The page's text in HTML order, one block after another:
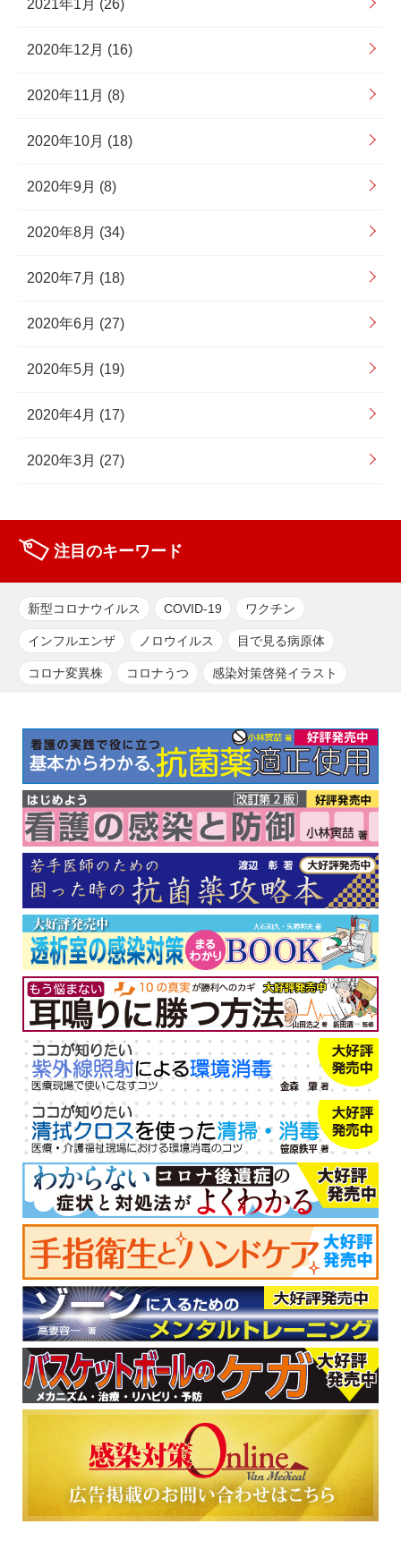
2021年1月 (26)
2020年12月 (16)
2020年11月 (8)
2020年10月 (18)
2020年9月 (8)
2020年8月 (34)
2020年7月 (18)
2020年6月 (27)
2020年5月 (19)
2020年4月 (17)
2020年3月 (27)
注目のキーワード
新型コロナウイルス COVID-19 ワクチン
インフルエンザ ノロウイルス 目で見る病原体
コロナ変異株 コロナうつ 感染対策啓発イラスト